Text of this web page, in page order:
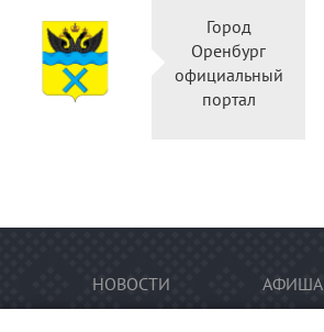
Город
Оренбург
официальный
портал
НОВОСТИ АФИША